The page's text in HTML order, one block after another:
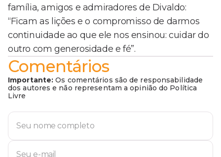
família, amigos e admiradores de Divaldo:
“Ficam as lições e o compromisso de darmos
continuidade ao que ele nos ensinou: cuidar do
outro com generosidade e fé”.
Comentários
Importante: Os comentários são de responsabilidade
dos autores e não representam a opinião do Política
Livre